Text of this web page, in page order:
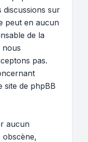
discussions sur
peut en aucun
de la
nous
pas.
site de phpBB
aucun